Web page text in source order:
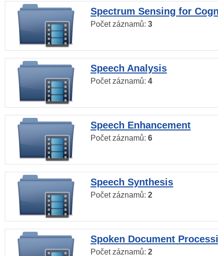
Spectrum Sensing for
Počet záznamů: 3
Speech Analysis
Počet záznamů: 4
Speech Enhancement
Počet záznamů: 6
Speech Synthesis
Počet záznamů: 2
Spoken Document
Počet záznamů: 2